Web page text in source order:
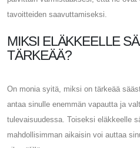
tavoitteiden saavuttamiseksi.
MIKSI ELÄKKEELLE
TÄRKEÄÄ?
On monia syitä, miksi on tärkeää
antaa sinulle enemmän vapautta ja
tulevaisuudessa. Toiseksi eläkkeelle
mahdollisimman aikaisin voi auttaa